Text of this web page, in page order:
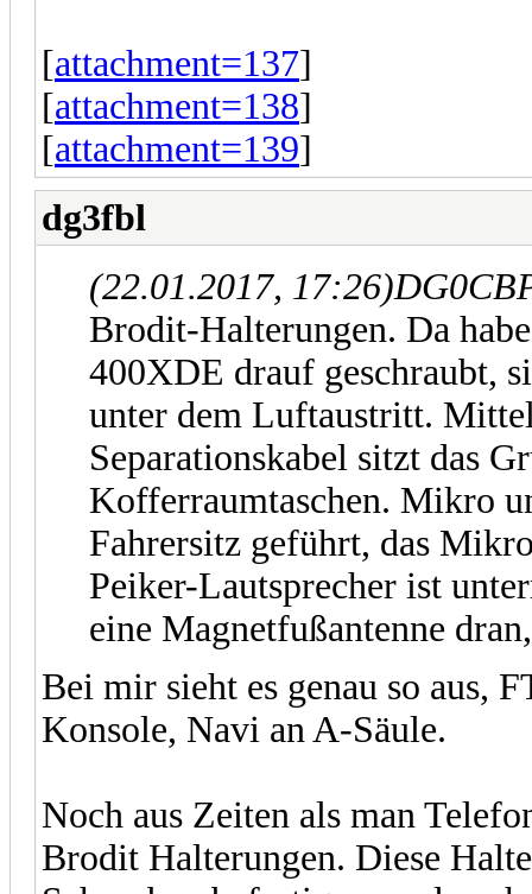
[attachment=137]
[attachment=138]
[attachment=139]
dg3fbl
(22.01.2017, 17:26)
Brodit-Halterungen. Da
400XDE drauf geschraubt,
unter dem Luftaustritt.
Separationskabel sitzt das
Kofferraumtaschen. Mikro
Fahrersitz geführt, das
Peiker-Lautsprecher ist
eine Magnetfußantenne
Bei mir sieht es genau so aus,
Konsole, Navi an A-Säule.
Noch aus Zeiten als man
Brodit Halterungen. Diese